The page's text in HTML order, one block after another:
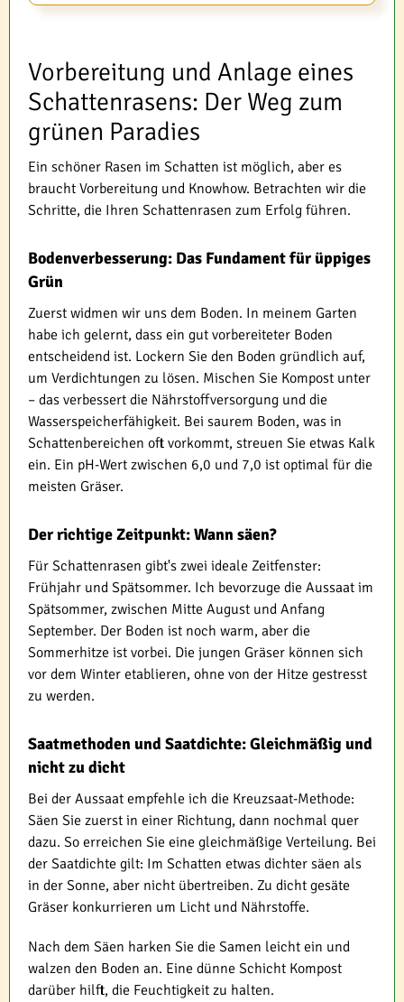
Vorbereitung und Anlage eines
Schattenrasens: Der Weg zum
grünen Paradies
Ein schöner Rasen im Schatten ist möglich, aber es
braucht Vorbereitung und Knowhow. Betrachten wir die
Schritte, die Ihren Schattenrasen zum Erfolg führen.
Bodenverbesserung: Das Fundament für üppiges
Grün
Zuerst widmen wir uns dem Boden. In meinem Garten
habe ich gelernt, dass ein gut vorbereiteter Boden
entscheidend ist. Lockern Sie den Boden gründlich auf,
um Verdichtungen zu lösen. Mischen Sie Kompost unter
– das verbessert die Nährstoffversorgung und die
Wasserspeicherfähigkeit. Bei saurem Boden, was in
Schattenbereichen oft vorkommt, streuen Sie etwas Kalk
ein. Ein pH-Wert zwischen 6,0 und 7,0 ist optimal für die
meisten Gräser.
Der richtige Zeitpunkt: Wann säen?
Für Schattenrasen gibt's zwei ideale Zeitfenster:
Frühjahr und Spätsommer. Ich bevorzuge die Aussaat im
Spätsommer, zwischen Mitte August und Anfang
September. Der Boden ist noch warm, aber die
Sommerhitze ist vorbei. Die jungen Gräser können sich
vor dem Winter etablieren, ohne von der Hitze gestresst
zu werden.
Saatmethoden und Saatdichte: Gleichmäßig und
nicht zu dicht
Bei der Aussaat empfehle ich die Kreuzsaat-Methode:
Säen Sie zuerst in einer Richtung, dann nochmal quer
dazu. So erreichen Sie eine gleichmäßige Verteilung. Bei
der Saatdichte gilt: Im Schatten etwas dichter säen als
in der Sonne, aber nicht übertreiben. Zu dicht gesäte
Gräser konkurrieren um Licht und Nährstoffe.
Nach dem Säen harken Sie die Samen leicht ein und
walzen den Boden an. Eine dünne Schicht Kompost
darüber hilft, die Feuchtigkeit zu halten.